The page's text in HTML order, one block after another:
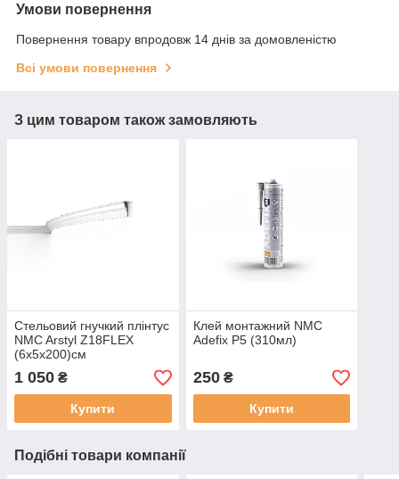
Умови повернення
Повернення товару впродовж 14 днів за домовленістю
Всі умови повернення
З цим товаром також замовляють
Стельовий гнучкий плінтус
NMC Arstyl Z18FLEX
(6х5х200)см
1 050 ₴
Купити
Клей монтажний NMC
Adefix P5 (310мл)
250₴
Купити
Подібні товари компанії